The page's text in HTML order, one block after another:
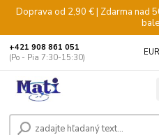
Doprava od 2,90 € | Zdarma nad
EUR
+421 908 861 051
(Po - Pia 7:30-15:30)